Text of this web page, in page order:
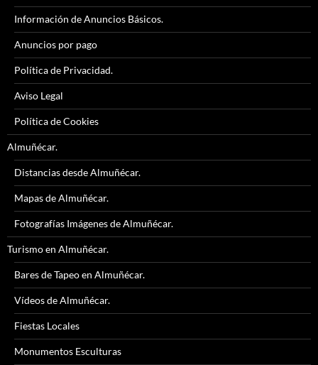
Información de Anuncios Básicos.
Anuncios por pago
Política de Privacidad.
Aviso Legal
Política de Cookies
Almuñécar.
Distancias desde Almuñécar.
Mapas de Almuñécar.
Fotografías Imágenes de Almuñécar.
Turismo en Almuñécar.
Bares de Tapeo en Almuñécar.
Vídeos de Almuñécar.
Fiestas Locales
Monumentos Esculturas